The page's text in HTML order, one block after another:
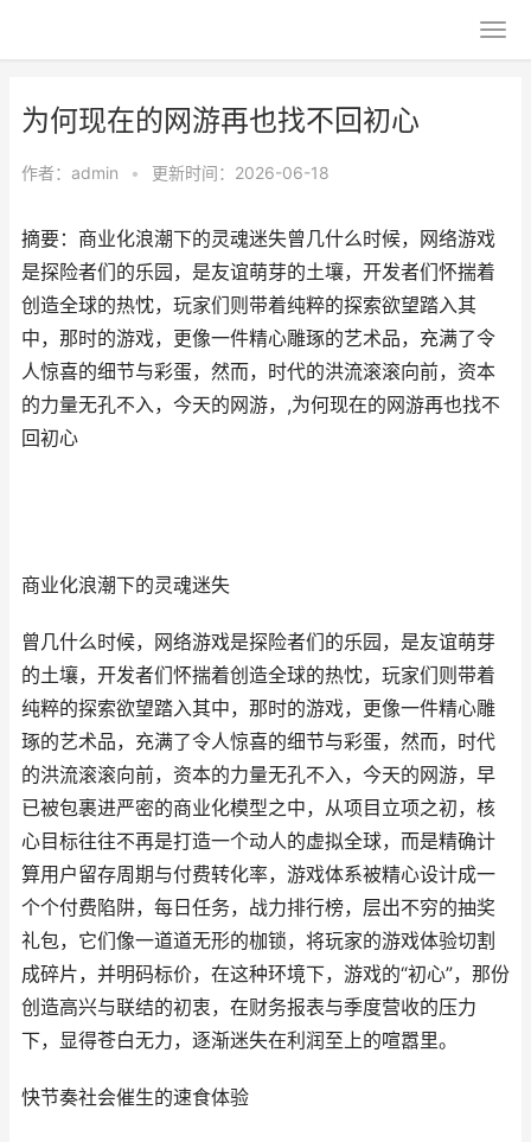
为何现在的网游再也找不回初心
作者： admin • 更新时间：2026-06-18
摘要：商业化浪潮下的灵魂迷失曾几什么时候，网络游戏
是探险者们的乐园，是友谊萌芽的土壤，开发者们怀揣着
创造全球的热忱，玩家们则带着纯粹的探索欲望踏入其
中，那时的游戏，更像一件精心雕琢的艺术品，充满了令
人惊喜的细节与彩蛋，然而，时代的洪流滚滚向前，资本
的力量无孔不入，今天的网游，,为何现在的网游再也找不
回初心
商业化浪潮下的灵魂迷失
曾几什么时候，网络游戏是探险者们的乐园，是友谊萌芽
的土壤，开发者们怀揣着创造全球的热忱，玩家们则带着
纯粹的探索欲望踏入其中，那时的游戏，更像一件精心雕
琢的艺术品，充满了令人惊喜的细节与彩蛋，然而，时代
的洪流滚滚向前，资本的力量无孔不入，今天的网游，早
已被包裹进严密的商业化模型之中，从项目立项之初，核
心目标往往不再是打造一个动人的虚拟全球，而是精确计
算用户留存周期与付费转化率，游戏体系被精心设计成一
个个付费陷阱，每日任务，战力排行榜，层出不穷的抽奖
礼包，它们像一道道无形的枷锁，将玩家的游戏体验切割
成碎片，并明码标价，在这种环境下，游戏的“初心”，那份
创造高兴与联结的初衷，在财务报表与季度营收的压力
下，显得苍白无力，逐渐迷失在利润至上的喧嚣里。
快节奏社会催生的速食体验